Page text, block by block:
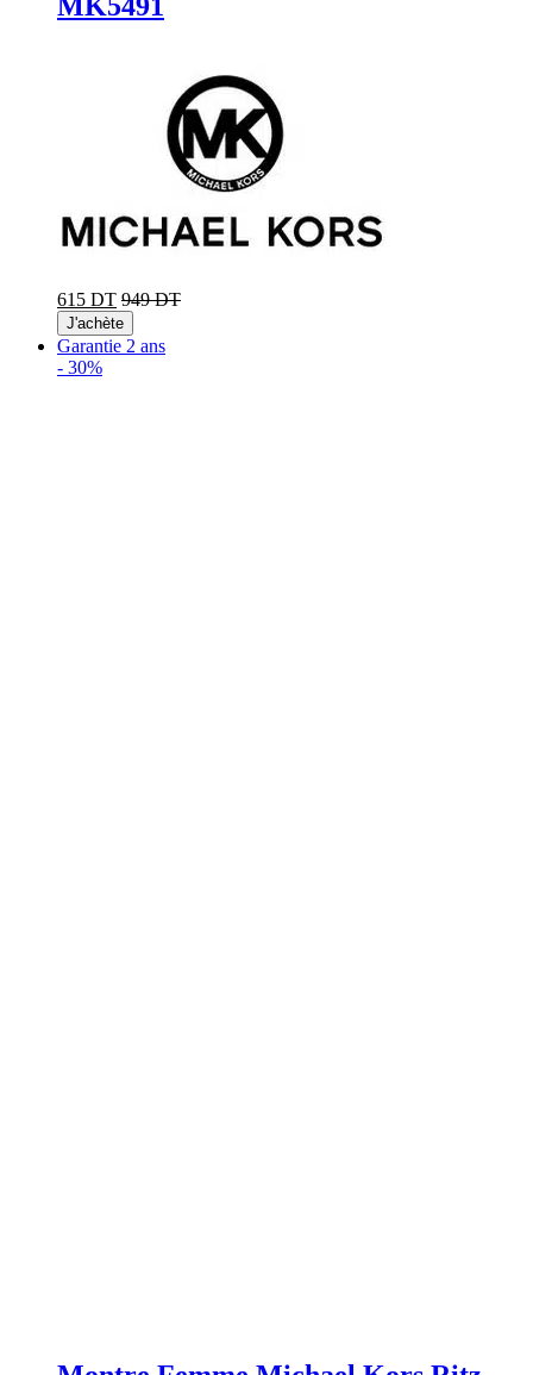
615 DT 949 DT
J'achète
Garantie 2 ans
- 30%